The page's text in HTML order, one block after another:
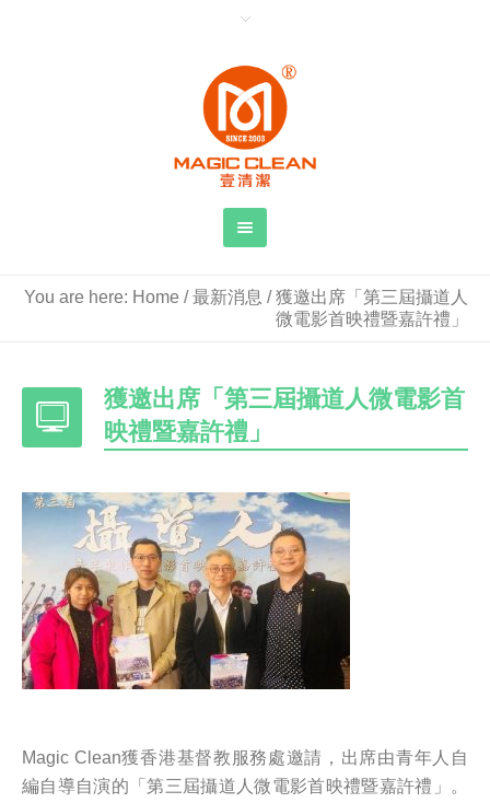
You are here: Home /最新消息 /獲邀出席「第三屆攝道人
微電影首映禮暨嘉許禮」
獲邀出席「第三屆攝道人微電影首
映禮暨嘉許禮」
Magic Clean獲香港基督教服務處邀請，出席由青年人自
編自導自演的「第三屆攝道人微電影首映禮暨嘉許禮」。